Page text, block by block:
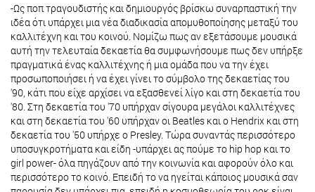
-Ως ποπ τραγουδιστής και δημιουργός βρίσκω συναρπαστική την
ιδέα ότι υπάρχει μια νέα διαδικασία απομυθοποίησης μεταξύ του
καλλιτέχνη και του κοινού. Νομίζω πως αν εξετάσουμε μουσικά
αυτή την τελευταία δεκαετία θα συμφωνήσουμε πως δεν υπήρξε
πραγματικά ένας καλλιτέχνης ή μια ομάδα που να την έχει
προσωποποιήσει ή να έχει γίνει το σύμβολο της δεκαετίας του
'90, κάτι που είχε αρχίσει να εξασθενεί λίγο και στη δεκαετία του
'80. Στη δεκαετία του '70 υπήρχαν σίγουρα μεγάλοι καλλιτέχνες
και στη δεκαετία του '60 υπήρχαν οι Beatles και ο Hendrix και στη
δεκαετία του '50 υπήρχε ο Presley. Τώρα συναντάς περισσότερο
υποσυγκροτήματα και είδη -υπάρχει ας πούμε το hip hop και το
girl power- όλα πηγάζουν από την κοινωνία και αφορούν όλο και
περισσότερο το κοινό. Επειδή το να ηγείται κάποιος μουσικά σαν